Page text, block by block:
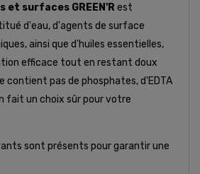
surfaces GREEN'Rest
d'eau, d'agents de surface
ainsi que d'huiles essentielles,
efficace tout en restant doux
contient pas de phosphates, d'EDTA
fait un choix sûr pour votre
sont présents pour garantir une